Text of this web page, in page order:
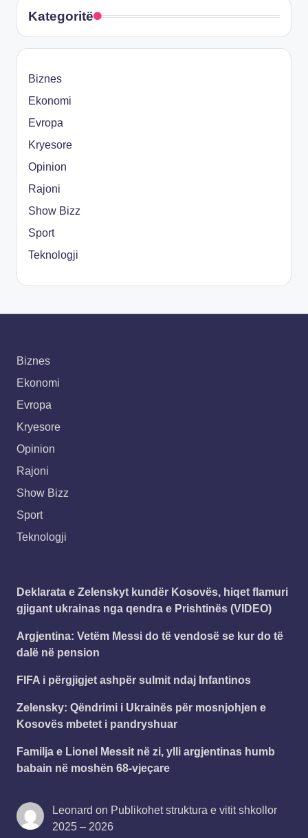
Kategoritë
Biznes
Ekonomi
Evropa
Kryesore
Opinion
Rajoni
Show Bizz
Sport
Teknologji
Biznes
Ekonomi
Evropa
Kryesore
Opinion
Rajoni
Show Bizz
Sport
Teknologji
Deklarata e Zelenskyt kundër Kosovës, hiqet flamuri
gjigant ukrainas nga qendra e Prishtinës (VIDEO)
Argjentina: Vetëm Messi do të vendosë se kur do të
dalë në pension
FIFA i përgjigjet ashpër sulmit ndaj Infantinos
Zelensky: Qëndrimi i Ukrainës për mosnjohjen e
Kosovës mbetet i pandryshuar
Familja e Lionel Messit në zi, ylli argjentinas humb
babain në moshën 68-vjeçare
Leonard on Publikohet struktura e vitit shkollor
2025 – 2026